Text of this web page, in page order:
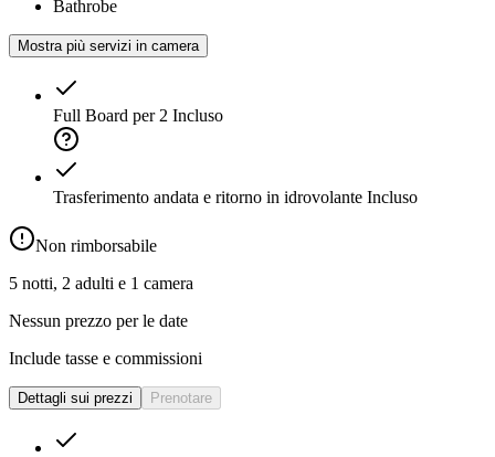
Bathrobe
Mostra più servizi in camera
Full Board per 2 Incluso
Trasferimento andata e ritorno in idrovolante Incluso
Non rimborsabile
5 notti, 2 adulti e 1 camera
Nessun prezzo per le date
Include tasse e commissioni
Dettagli sui prezzi Prenotare